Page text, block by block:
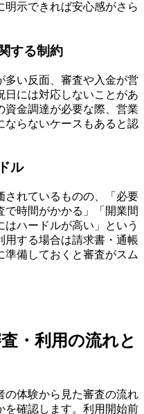
明示できれば安心感がさら
する制約
多い反面、審査や入金が営
日には対応しないことがあ
資金調達が必要な際、営業
ならないケースもあると認
ル
されているものの、「必要
時間がかかる」「開業間
ハードルが高い」という
用する場合は請求書・通帳
準備しておくと審査がスム
・利用の流れと
の体験から見た審査の流れ
を確認します。利用開始前